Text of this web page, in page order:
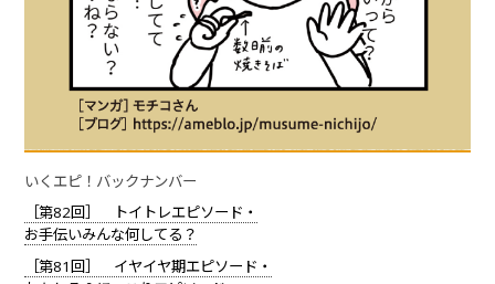
いくエピ！バックナンバー
［第82回］ トイトレエピソード・
お手伝いみんな何してる？
［第81回］ イヤイヤ期エピソード・